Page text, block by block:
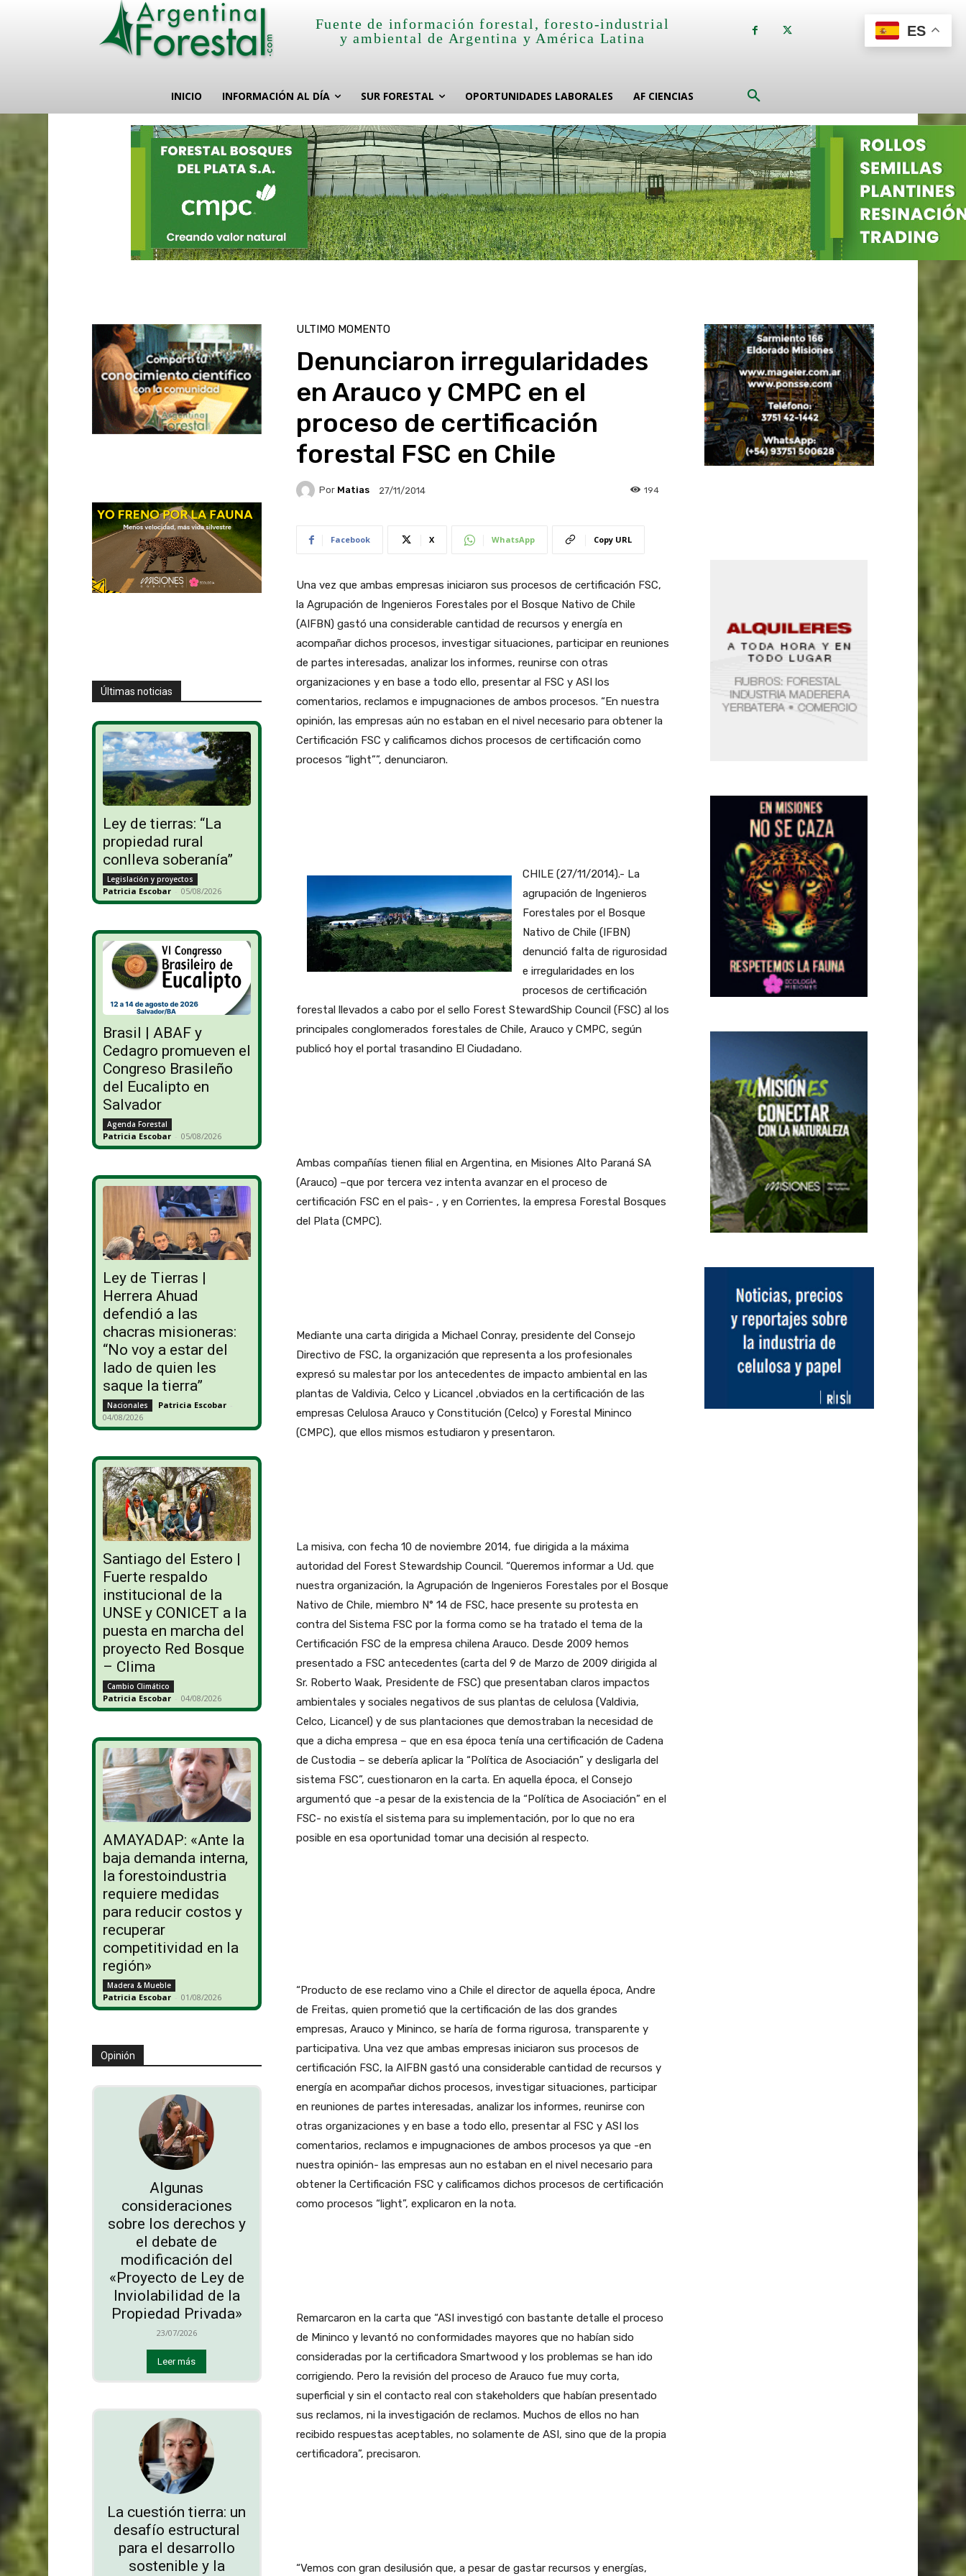
Fuente de información forestal, foresto-industrial
y ambiental de Argentina y América Latina
INICIO INFORMACIÓN AL DÍA SUR FORESTAL OPORTUNIDADES LABORALES AF CIENCIAS
Últimas noticias
Ley de tierras: “La
propiedad rural
conlleva soberanía”
Legislación y proyectos
Patricia Escobar - 05/08/2026
Brasil | ABAF y
Cedagro promueven el
Congreso Brasileño
del Eucalipto en
Salvador
Agenda Forestal
Patricia Escobar - 05/08/2026
Ley de Tierras |
Herrera Ahuad
defendió a las
chacras misioneras:
“No voy a estar del
lado de quien les
saque la tierra”
Nacionales Patricia Escobar -
04/08/2026
Santiago del Estero |
Fuerte respaldo
institucional de la
UNSE y CONICET a la
puesta en marcha del
proyecto Red Bosque
– Clima
Cambio Climático
Patricia Escobar - 04/08/2026
AMAYADAP: «Ante la
baja demanda interna,
la forestoindustria
requiere medidas
para reducir costos y
recuperar
competitividad en la
región»
Madera & Mueble
Patricia Escobar - 01/08/2026
Opinión
Algunas
consideraciones
sobre los derechos y
el debate de
modificación del
«Proyecto de Ley de
Inviolabilidad de la
Propiedad Privada»
23/07/2026
Leer más
La cuestión tierra: un
desafío estructural
para el desarrollo
sostenible y la
ULTIMO MOMENTO
Denunciaron irregularidades
en Arauco y CMPC en el
proceso de certificación
forestal FSC en Chile
Por Matias 27/11/2014 194
Facebook X WhatsApp Copy URL
Una vez que ambas empresas iniciaron sus procesos de certificación FSC,
la Agrupación de Ingenieros Forestales por el Bosque Nativo de Chile
(AIFBN) gastó una considerable cantidad de recursos y energía en
acompañar dichos procesos, investigar situaciones, participar en reuniones
de partes interesadas, analizar los informes, reunirse con otras
organizaciones y en base a todo ello, presentar al FSC y ASI los
comentarios, reclamos e impugnaciones de ambos procesos. “En nuestra
opinión, las empresas aún no estaban en el nivel necesario para obtener la
Certificación FSC y calificamos dichos procesos de certificación como
procesos “light””, denunciaron.
CHILE (27/11/2014).- La
agrupación de Ingenieros
Forestales por el Bosque
Nativo de Chile (IFBN)
denunció falta de rigurosidad
e irregularidades en los
procesos de certificación
forestal llevados a cabo por el sello Forest StewardShip Council (FSC) al los
principales conglomerados forestales de Chile, Arauco y CMPC, según
publicó hoy el portal trasandino El Ciudadano.
Ambas compañías tienen filial en Argentina, en Misiones Alto Paraná SA
(Arauco) –que por tercera vez intenta avanzar en el proceso de
certificación FSC en el paìs- , y en Corrientes, la empresa Forestal Bosques
del Plata (CMPC).
Mediante una carta dirigida a Michael Conray, presidente del Consejo
Directivo de FSC, la organización que representa a los profesionales
expresó su malestar por los antecedentes de impacto ambiental en las
plantas de Valdivia, Celco y Licancel ,obviados en la certificación de las
empresas Celulosa Arauco y Constitución (Celco) y Forestal Mininco
(CMPC), que ellos mismos estudiaron y presentaron.
La misiva, con fecha 10 de noviembre 2014, fue dirigida a la máxima
autoridad del Forest Stewardship Council. “Queremos informar a Ud. que
nuestra organización, la Agrupación de Ingenieros Forestales por el Bosque
Nativo de Chile, miembro N° 14 de FSC, hace presente su protesta en
contra del Sistema FSC por la forma como se ha tratado el tema de la
Certificación FSC de la empresa chilena Arauco. Desde 2009 hemos
presentado a FSC antecedentes (carta del 9 de Marzo de 2009 dirigida al
Sr. Roberto Waak, Presidente de FSC) que presentaban claros impactos
ambientales y sociales negativos de sus plantas de celulosa (Valdivia,
Celco, Licancel) y de sus plantaciones que demostraban la necesidad de
que a dicha empresa – que en esa época tenía una certificación de Cadena
de Custodia – se debería aplicar la “Política de Asociación” y desligarla del
sistema FSC”, cuestionaron en la carta. En aquella época, el Consejo
argumentó que -a pesar de la existencia de la “Política de Asociación” en el
FSC- no existía el sistema para su implementación, por lo que no era
posible en esa oportunidad tomar una decisión al respecto.
“Producto de ese reclamo vino a Chile el director de aquella época, Andre
de Freitas, quien prometió que la certificación de las dos grandes
empresas, Arauco y Mininco, se haría de forma rigurosa, transparente y
participativa. Una vez que ambas empresas iniciaron sus procesos de
certificación FSC, la AIFBN gastó una considerable cantidad de recursos y
energía en acompañar dichos procesos, investigar situaciones, participar
en reuniones de partes interesadas, analizar los informes, reunirse con
otras organizaciones y en base a todo ello, presentar al FSC y ASI los
comentarios, reclamos e impugnaciones de ambos procesos ya que -en
nuestra opinión- las empresas aun no estaban en el nivel necesario para
obtener la Certificación FSC y calificamos dichos procesos de certificación
como procesos “light”, explicaron en la nota.
Remarcaron en la carta que “ASI investigó con bastante detalle el proceso
de Mininco y levantó no conformidades mayores que no habían sido
consideradas por la certificadora Smartwood y los problemas se han ido
corrigiendo. Pero la revisión del proceso de Arauco fue muy corta,
superficial y sin el contacto real con stakeholders que habían presentado
sus reclamos, ni la investigación de reclamos. Muchos de ellos no han
recibido respuestas aceptables, no solamente de ASI, sino que de la propia
certificadora”, precisaron.
“Vemos con gran desilusión que, a pesar de gastar recursos y energías,
ES